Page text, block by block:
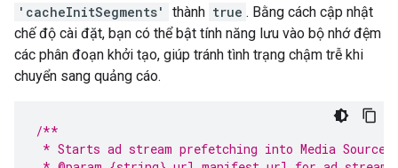
'cacheInitSegments'
thành true . Bằng cách cập nhật
chế độ cài đặt, bạn có thể bật tính năng lưu vào bộ nhớ đệm
các phân đoạn khởi tạo, giúp tránh tình trạng chậm trễ khi
chuyển sang quảng cáo.
/**
* Starts ad stream prefetching into Media Source